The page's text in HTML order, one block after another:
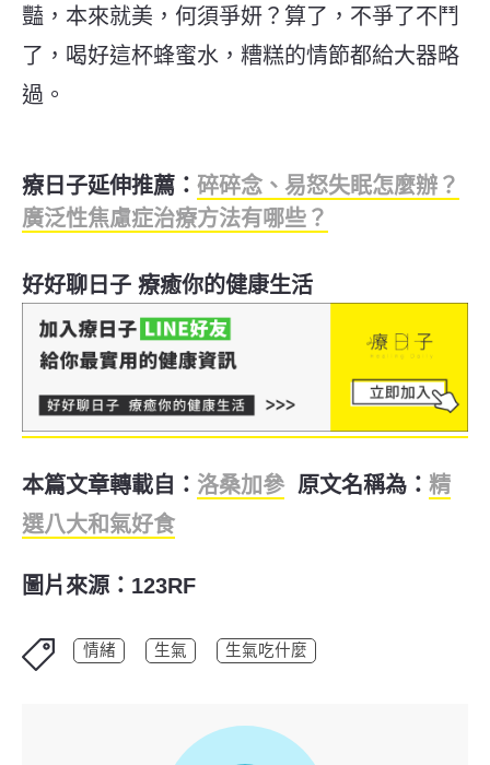
豔，本來就美，何須爭妍？算了，不爭了不鬥
了，喝好這杯蜂蜜水，糟糕的情節都給大器略
過。
療日子延伸推薦： 碎碎念、易怒失眠怎麼辦？
廣泛性焦慮症治療方法有哪些？
好好聊日子 療癒你的健康生活
本篇文章轉載自： 洛桑加參 原文名稱為： 精
選八大和氣好食
圖片來源：123RF
情緒 生氣 生氣吃什麼